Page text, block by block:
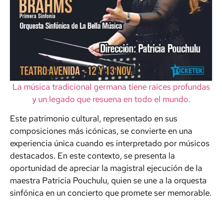
La música tradicional germana tiene raíces profundas
y un legado que resuena en todo el mundo.
Este patrimonio cultural, representado en sus
composiciones más icónicas, se convierte en una
experiencia única cuando es interpretado por músicos
destacados. En este contexto, se presenta la
oportunidad de apreciar la magistral ejecución de la
maestra Patricia Pouchulu, quien se une a la orquesta
sinfónica en un concierto que promete ser memorable.